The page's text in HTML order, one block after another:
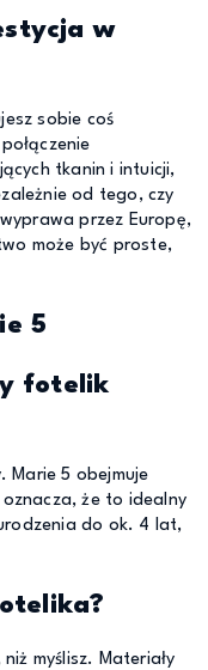
w
sobie coś
tkanin i intuicji,
od tego, czy
przez Europę,
może być proste,
5
fotelik
Marie 5 obejmuje
że to idealny
do ok. 4 lat,
myślisz. Materiały